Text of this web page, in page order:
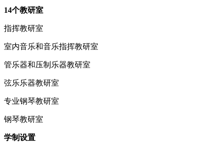
14个教研室
指挥教研室
室内音乐和音乐指挥教研室
管乐器和压制乐器教研室
弦乐乐器教研室
专业钢琴教研室
钢琴教研室
学制设置